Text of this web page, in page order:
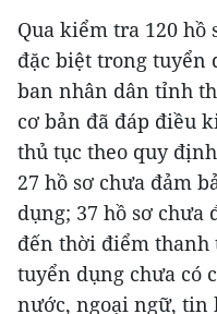
Qua kiểm tra 120 hồ
đặc biệt trong tuyển
ban nhân dân tỉnh
cơ bản đã đáp điều
thủ tục theo quy
27 hồ sơ chưa đảm
dụng; 37 hồ sơ chưa
đến thời điểm thanh
tuyển dụng chưa có
nước, ngoại ngữ, tin